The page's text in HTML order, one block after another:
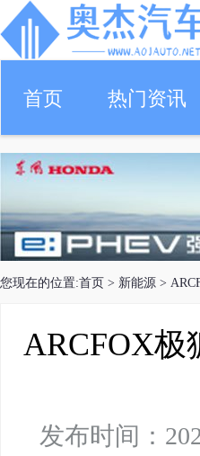
首页 热门资讯
您现在的位置:首页 > 新能源 >
ARCFOX极
发布时间：